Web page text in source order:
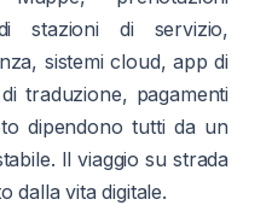
stazioni di servizio,
sistemi cloud, app di
traduzione, pagamenti
dipendono tutti da un
Il viaggio su strada
dalla vita digitale.